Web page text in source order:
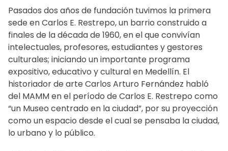
Pasados dos años de fundación tuvimos la primera
sede en Carlos E. Restrepo, un barrio construido a
finales de la década de 1960, en el que convivían
intelectuales, profesores, estudiantes y gestores
culturales; iniciando un importante programa
expositivo, educativo y cultural en Medellín. El
historiador de arte Carlos Arturo Fernández habló
del MAMM en el período de Carlos E. Restrepo como
“un Museo centrado en la ciudad”, por su proyección
como un espacio desde el cual se pensaba la ciudad,
lo urbano y lo público.